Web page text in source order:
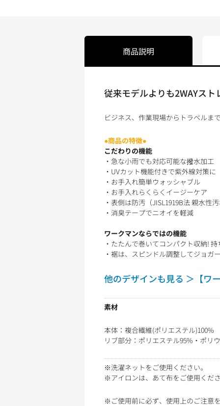
商品説明
従来モデルよりも2WAYス
ビジネス、作業現場からトラベルま
●商品の特徴●
こだわりの機能
・急な小雨でも対応可能な撥水加工
・UVカット機能付きで紫外線対策に
・お手入れ簡単ウォッシャブル
・お手入れらくらくイージーケア
・表側は防汚（JISL1919B法 親水性
・消臭テープでニオイを軽減
ワークマンならではの機能
・たたんで巻いてコンパクト収納!
・裾は、スピンドル調整してジョガ
他のデザインも見る ＞【ワ
素材
本体：複合繊維(ポリエステル)100%
リブ部分：ポリエステル95%・ポリ
※洗濯ネットをご使用ください。
※アイロンは、あて布をご使用くだ
※ご使用前に必ず、使用上のご注意